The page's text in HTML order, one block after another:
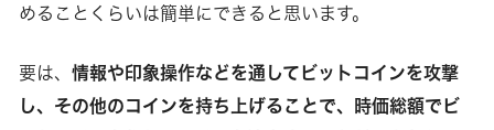
めることくらいは簡単にできると思います。
要は、 情報や印象操作などを通してビットコインを攻撃
し、その他のコインを持ち上げることで、時価総額でビ